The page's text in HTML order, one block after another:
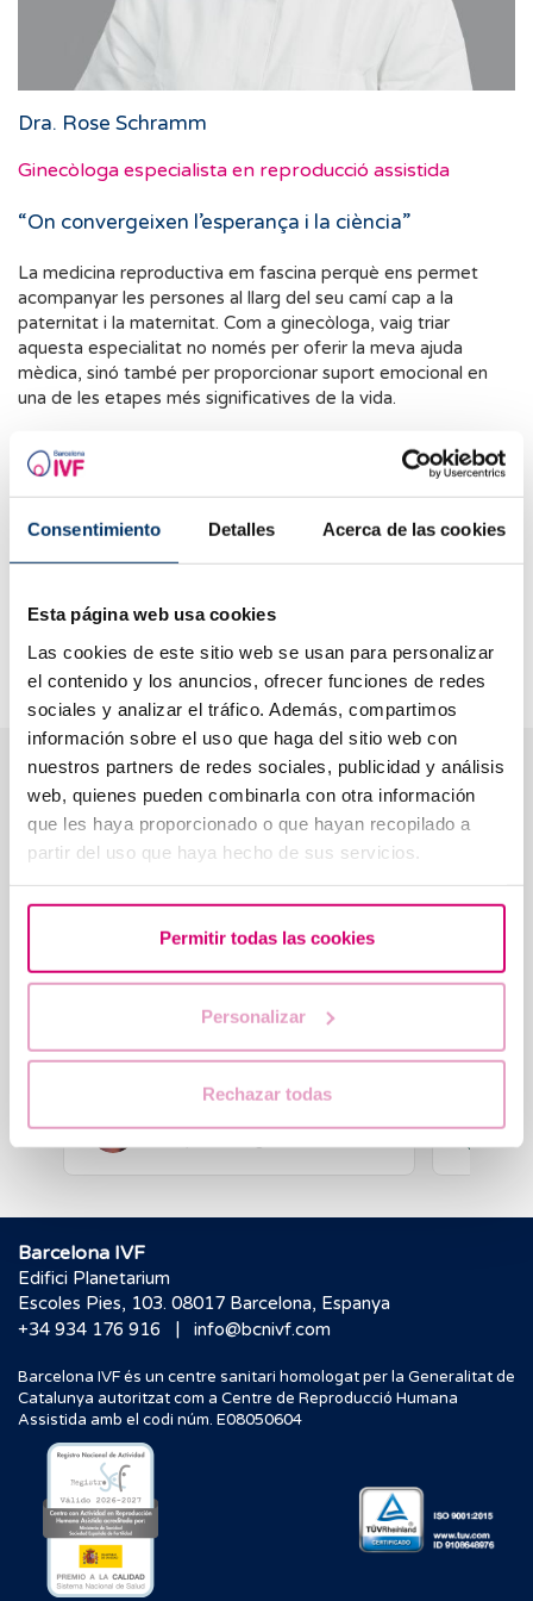
Consentimiento Detalles Acerca de las cookies
Esta página web usa cookies
Las cookies de este sitio web se usan para personalizar
el contenido y los anuncios, ofrecer funciones de redes
sociales y analizar el tráfico. Además, compartimos
información sobre el uso que haga del sitio web con
nuestros partners de redes sociales, publicidad y análisis
web, quienes pueden combinarla con otra información
que les haya proporcionado o que hayan recopilado a
partir del uso que haya hecho de sus servicios.
Permitir todas las cookies
Personalizar
Rechazar todas
Dra. Rose Schramm
Ginecòloga especialista en reproducció assistida
“On convergeixen l’esperança i la ciència”
La medicina reproductiva em fascina perquè ens permet
acompanyar les persones al llarg del seu camí cap a la
paternitat i la maternitat. Com a ginecòloga, vaig triar
aquesta especialitat no només per oferir la meva ajuda
mèdica, sinó també per proporcionar suport emocional en
una de les etapes més significatives de la vida.
individuals de cada parella i, amb el suport de la tecnologia
més avançada, oferir-los les millors opcions per afavorir
l’embaràs. M’omple d’alegria acompanyar les parelles en el
seu trajecte cap a la paternitat i la maternitat i veure com la
ciència i l’esperança es troben.
Estic molt orgullosa de treballar en una clínica que em
atenció personalitzada i de confiança.
Què opinen els pacients de la Dra. Rose Schramm
4,5 · 559 ressenyes a Google
★★★★★
Estàvem en el camí de la FIV, quatre
anys i dos intents després, vam decidir
seguir la recomanació del nostre metge
i buscar tractament a Barcelona. Vam
Barcelona IVF després…
Llegir la ressenya
equip!
Traduïda
Barcelona IVF
Edifici Planetarium
Escoles Pies, 103. 08017 Barcelona, Espanya
+34 934 176 916
| info@bcnivf.com
Barcelona IVF és un centre sanitari homologat per la Generalitat de
Catalunya autoritzat com a Centre de Reproducció Humana
Assistida amb el codi núm. E08050604